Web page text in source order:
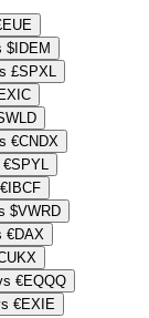
$IDEM
£SPXL
€CNDX
$VWRD
€DAX
€EQQQ
€EXIE